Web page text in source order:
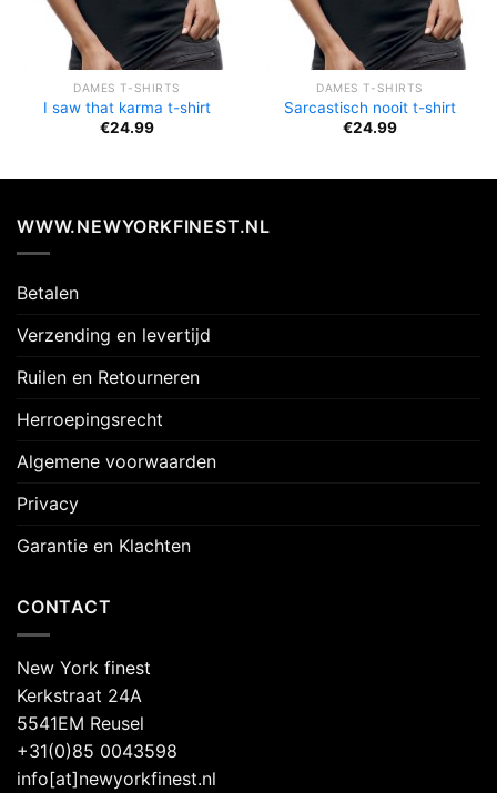
DAMES T-SHIRTS
I saw that karma t-shirt
€24.99
DAMES T-SHIRTS
Sarcastisch nooit t-shirt
€24.99
WWW.NEWYORKFINEST.NL
Betalen
Verzending en levertijd
Ruilen en Retourneren
Herroepingsrecht
Algemene voorwaarden
Privacy
Garantie en Klachten
CONTACT
New York finest
Kerkstraat 24A
5541EM Reusel
+31(0)85 0043598
info[at]newyorkfinest.nl